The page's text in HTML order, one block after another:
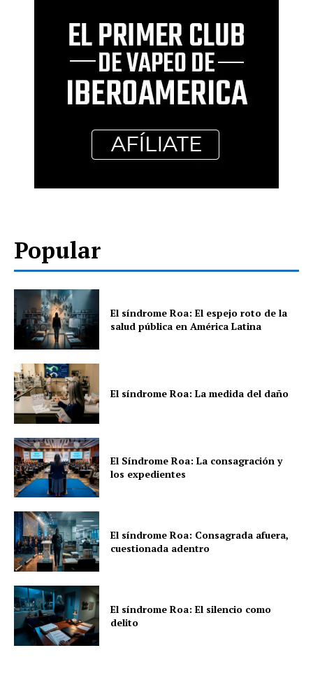
Popular
El síndrome Roa: El espejo roto de la
salud pública en América Latina
El síndrome Roa: La medida del daño
El Síndrome Roa: La consagración y
los expedientes
El síndrome Roa: Consagrada afuera,
cuestionada adentro
El síndrome Roa: El silencio como
delito